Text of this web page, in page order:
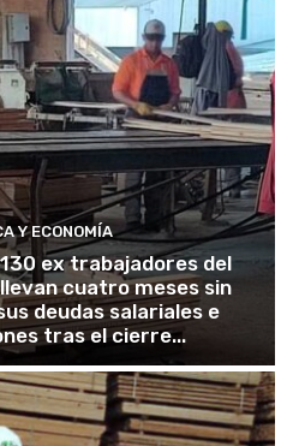
Y ECONOMÍA
ex trabajadores del
cuatro meses sin
deudas salariales e
tras el cierre...